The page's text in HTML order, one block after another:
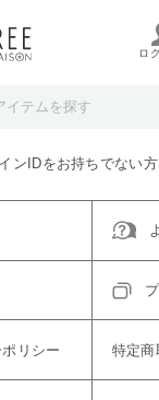
しております。
ロ
取り扱い終了、ま
ンIDをお持ちでない
リシー 特定商